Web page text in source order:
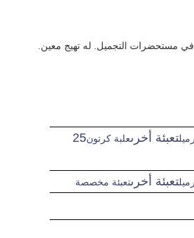
تعبئة أخرىعلبة كرتون25
تعبئة أخرىتعبئة مخصصة